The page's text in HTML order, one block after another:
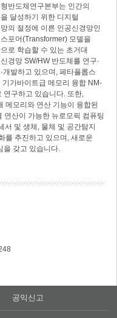
반도체연구본부는 인간의
달성하기 위한 디지털
의 절정에 이른 인공신경망인
포머(Transformer) 모델을
로 학습할 수 있는 초거대
경망 SW/HW 반도체를 연구·
개발하고 있으며, 페타플롭스
기가바이트급 메모리 융합 NM-
연구하고 있습니다. 또한,
메모리와 연산 기능이 융합된
연산이 가능한 뉴로모픽 컴퓨팅
및 생체, 물체 및 공간탐지
를 추진하고 있으며, 새로운
을 갖고 있습니다.
공익신고